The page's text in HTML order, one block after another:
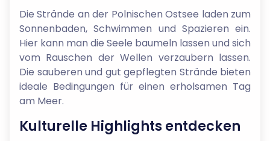
Die Strände an der Polnischen Ostsee laden zum
Sonnenbaden, Schwimmen und Spazieren ein.
Hier kann man die Seele baumeln lassen und sich
vom Rauschen der Wellen verzaubern lassen.
Die sauberen und gut gepflegten Strände bieten
ideale Bedingungen für einen erholsamen Tag
am Meer.
Kulturelle Highlights entdecken